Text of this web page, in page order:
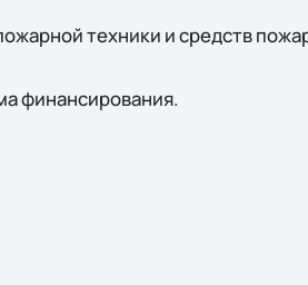
техники и средств
финансирования.